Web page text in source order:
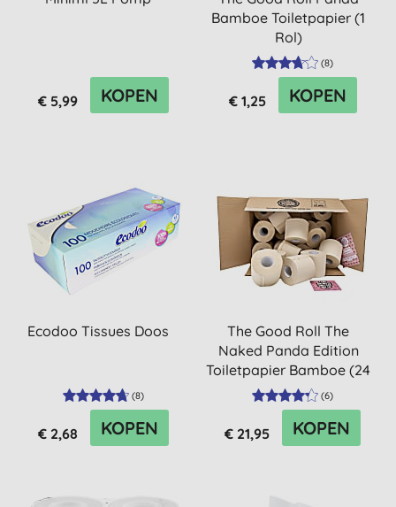
€ 5,99 KOPEN
Bamboe Toiletpapier (1
Rol)
(8)
€ 1,25 KOPEN
Ecodoo Tissues Doos
(8)
€ 2,68 KOPEN
The Good Roll The
Naked Panda Edition
Toiletpapier Bamboe (24
rollen)
(6)
€ 21,95 KOPEN